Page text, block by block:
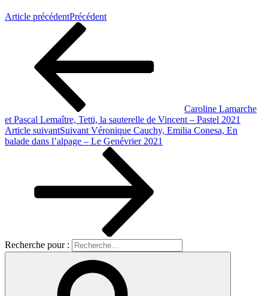
Article précédentPrécédent
Caroline Lamarche
et Pascal Lemaître, Tetti, la sauterelle de Vincent – Pastel 2021
Article suivantSuivant Véronique Cauchy, Emilia Conesa, En
balade dans l’alpage – Le Genévrier 2021
Recherche pour :